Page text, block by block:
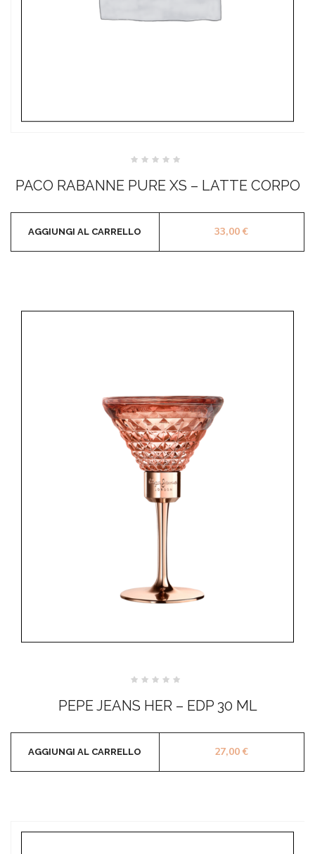
su
PACO RABANNE PURE XS – LATTE CORPO
33,00€
AGGIUNGI AL CARRELLO
su
5
PEPE JEANS HER – EDP 30 ML
27,00€
AGGIUNGI AL CARRELLO